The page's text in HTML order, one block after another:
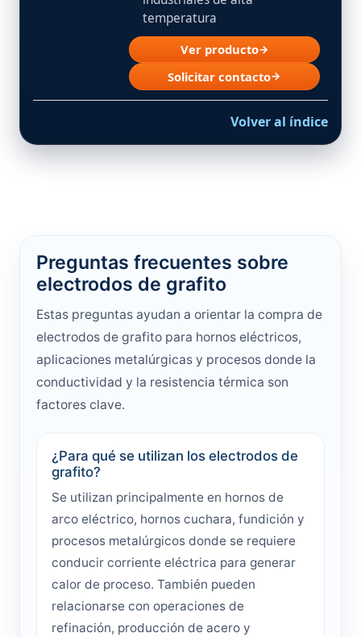
temperatura
Ver producto→
Solicitar contacto→
Volver al índice
Preguntas frecuentes sobre
electrodos de grafito
Estas preguntas ayudan a orientar la compra de
electrodos de grafito para hornos eléctricos,
aplicaciones metalúrgicas y procesos donde la
conductividad y la resistencia térmica son
factores clave.
¿Para qué se utilizan los electrodos de
grafito?
Se utilizan principalmente en hornos de
arco eléctrico, hornos cuchara, fundición y
procesos metalúrgicos donde se requiere
conducir corriente eléctrica para generar
calor de proceso. También pueden
relacionarse con operaciones de
refinación, producción de acero y